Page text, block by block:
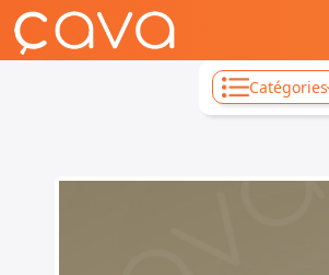
Catégories